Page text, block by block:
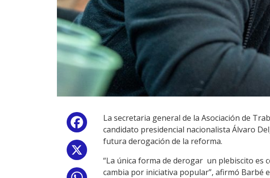
Facebook
La secretaria general de la Asociación de
candidato presidencial nacionalista Álvaro
futura derogación de la reforma.
“La única forma de derogar un plebiscito es
cambia por iniciativa popular”, afirmó Barbé